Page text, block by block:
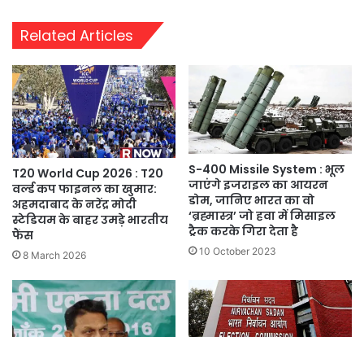
Related Articles
T20 World Cup 2026 : T20
वर्ल्ड कप फाइनल का खुमार:
अहमदाबाद के नरेंद्र मोदी
स्टेडियम के बाहर उमड़े भारतीय
फैंस
8 March 2026
S-400 Missile System : भूल
जाएंगे इजराइल का आयरन
डोम, जानिए भारत का वो
‘ब्रह्मास्त्र’ जो हवा में मिसाइल
ट्रैक करके गिरा देता है
10 October 2023